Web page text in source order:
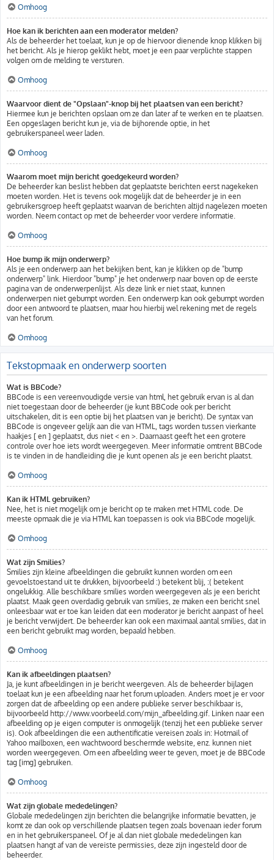
Omhoog
Hoe kan ik berichten aan een moderator melden?
Als de beheerder het toelaat, kun je op de hiervoor dienende knop klikken bij
het bericht. Als je hierop geklikt hebt, moet je een paar verplichte stappen
volgen om de melding te versturen.
Omhoog
Waarvoor dient de "Opslaan"-knop bij het plaatsen van een bericht?
Hiermee kun je berichten opslaan om ze dan later af te werken en te plaatsen.
Een opgeslagen bericht kun je, via de bijhorende optie, in het
gebruikerspaneel weer laden.
Omhoog
Waarom moet mijn bericht goedgekeurd worden?
De beheerder kan beslist hebben dat geplaatste berichten eerst nagekeken
moeten worden. Het is tevens ook mogelijk dat de beheerder je in een
gebruikersgroep heeft geplaatst waarvan de berichten altijd nagelezen moeten
worden. Neem contact op met de beheerder voor verdere informatie.
Omhoog
Hoe bump ik mijn onderwerp?
Als je een onderwerp aan het bekijken bent, kan je klikken op de "bump
onderwerp" link. Hierdoor "bump" je het onderwerp naar boven op de eerste
pagina van de onderwerpenlijst. Als deze link er niet staat, kunnen
onderwerpen niet gebumpt worden. Een onderwerp kan ook gebumpt worden
door een antwoord te plaatsen, maar hou hierbij wel rekening met de regels
van het forum.
Omhoog
Tekstopmaak en onderwerp soorten
Wat is BBCode?
BBCode is een vereenvoudigde versie van html, het gebruik ervan is al dan
niet toegestaan door de beheerder (je kunt BBCode ook per bericht
uitschakelen, dit is een optie bij het plaatsen van je bericht). De syntax van
BBCode is ongeveer gelijk aan die van HTML, tags worden tussen vierkante
haakjes [ en ] geplaatst, dus niet < en >. Daarnaast geeft het een grotere
controle over hoe iets wordt weergegeven. Meer informatie omtrent BBCode
is te vinden in de handleiding die je kunt openen als je een bericht plaatst.
Omhoog
Kan ik HTML gebruiken?
Nee, het is niet mogelijk om je bericht op te maken met HTML code. De
meeste opmaak die je via HTML kan toepassen is ook via BBCode mogelijk.
Omhoog
Wat zijn Smilies?
Smilies zijn kleine afbeeldingen die gebruikt kunnen worden om een
gevoelstoestand uit te drukken, bijvoorbeeld :) betekent blij, :( betekent
ongelukkig. Alle beschikbare smilies worden weergegeven als je een bericht
plaatst. Maak geen overdadig gebruik van smilies, ze maken een bericht snel
onleesbaar wat er toe kan leiden dat een moderator je bericht aanpast of heel
je bericht verwijdert. De beheerder kan ook een maximaal aantal smilies, dat in
een bericht gebruikt mag worden, bepaald hebben.
Omhoog
Kan ik afbeeldingen plaatsen?
Ja, je kunt afbeeldingen in je bericht weergeven. Als de beheerder bijlagen
toelaat kun je een afbeelding naar het forum uploaden. Anders moet je er voor
zorgen dat de afbeelding op een andere publieke server beschikbaar is,
bijvoorbeeld http://www.voorbeeld.com/mijn_afbeelding.gif. Linken naar een
afbeelding op je eigen computer is onmogelijk (tenzij het een publieke server
is). Ook afbeeldingen die een authentificatie vereisen zoals in: Hotmail of
Yahoo mailboxen, een wachtwoord beschermde website, enz. kunnen niet
worden weergegeven. Om een afbeelding weer te geven, moet je de BBCode
tag [img] gebruiken.
Omhoog
Wat zijn globale mededelingen?
Globale mededelingen zijn berichten die belangrijke informatie bevatten, je
komt ze dan ook op verschillende plaatsen tegen zoals bovenaan ieder forum
en in het gebruikerspaneel. Of je al dan niet globale mededelingen kan
plaatsen hangt af van de vereiste permissies, deze zijn ingesteld door de
beheerder.